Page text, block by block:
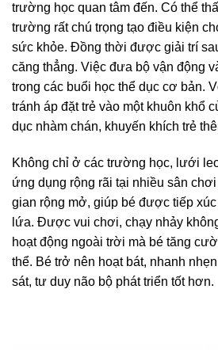
trường học quan tâm đến. Có thể
trường rất chú trọng tạo điều kiện
sức khỏe. Đồng thời được giải trí
căng thẳng. Việc đưa bộ vận động
trong các buổi học thể dục cơ bản.
tránh áp đặt trẻ vào một khuôn khổ
dục nhàm chán, khuyến khích trẻ
Không chỉ ở các trường học, lưới
ứng dụng rộng rãi tại nhiều sân
gian rộng mở, giúp bé được tiếp
lứa. Được vui chơi, chạy nhảy
hoạt động ngoài trời mà bé tăng
thể. Bé trở nên hoạt bát, nhanh
sát, tư duy não bộ phát triển tốt hơn.